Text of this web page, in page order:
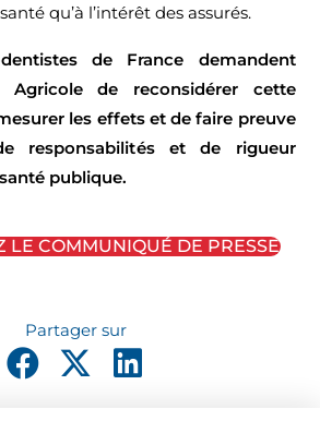
qu’à l’intérêt des assurés.
de France demandent
de reconsidérer cette
les effets et de faire preuve
responsabilités et de rigueur
publique.
LE COMMUNIQUÉ DE PRESSE